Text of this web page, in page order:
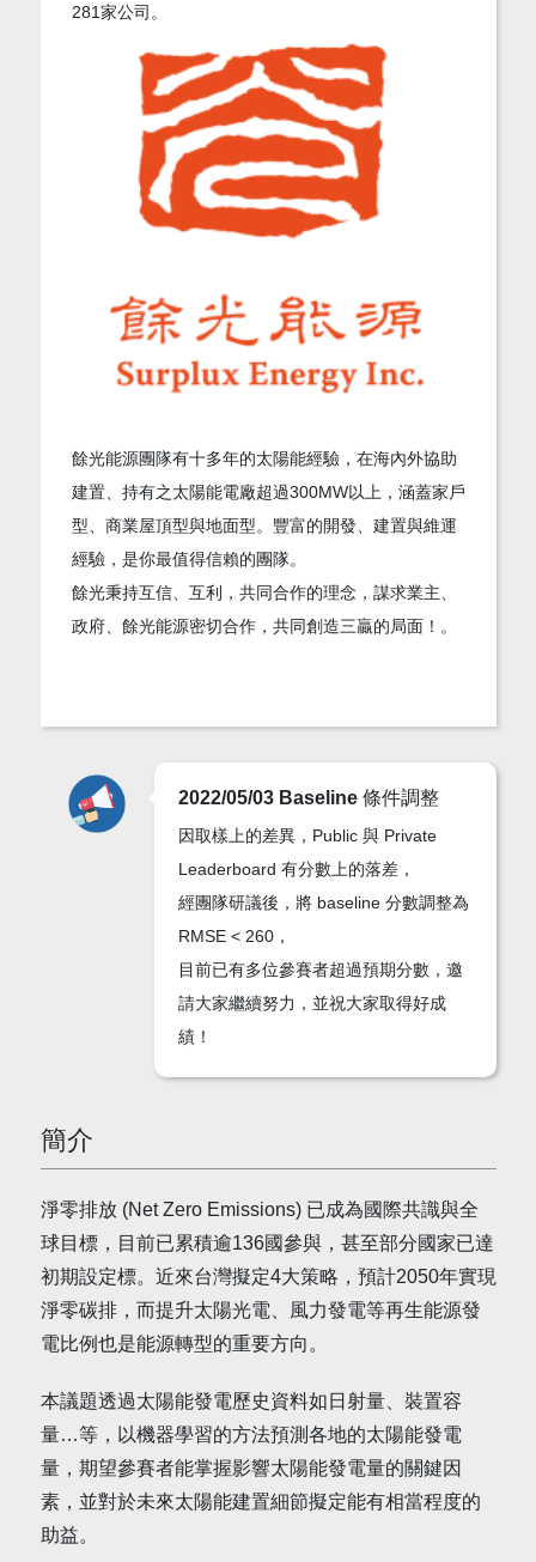
281家公司。
餘光能源團隊有十多年的太陽能經驗，在海內外協助
建置、持有之太陽能電廠超過300MW以上，涵蓋家戶
型、商業屋頂型與地面型。豐富的開發、建置與維運
經驗，是你最值得信賴的團隊。
餘光秉持互信、互利，共同合作的理念，謀求業主、
政府、餘光能源密切合作，共同創造三贏的局面！。
2022/05/03 Baseline 條件調整
因取樣上的差異，Public 與 Private
Leaderboard 有分數上的落差，
經團隊研議後，將 baseline 分數調整為
RMSE < 260，
目前已有多位參賽者超過預期分數，邀
請大家繼續努力，並祝大家取得好成
績！
簡介
淨零排放 (Net Zero Emissions) 已成為國際共識與全
球目標，目前已累積逾136國參與，甚至部分國家已達
初期設定標。近來台灣擬定4大策略，預計2050年實現
淨零碳排，而提升太陽光電、風力發電等再生能源發
電比例也是能源轉型的重要方向。
本議題透過太陽能發電歷史資料如日射量、裝置容
量…等，以機器學習的方法預測各地的太陽能發電
量，期望參賽者能掌握影響太陽能發電量的關鍵因
素，並對於未來太陽能建置細節擬定能有相當程度的
助益。